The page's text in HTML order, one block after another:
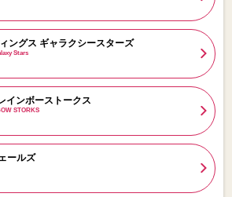
ングス ギャラクシースターズ
Stars
インボーストークス
STORKS
ールズ